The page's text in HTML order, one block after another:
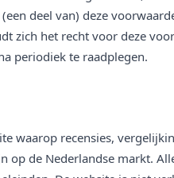
deel van) deze
zich het recht voor deze
periodiek te raadplegen.
waarop recensies,
op de Nederlandse markt.